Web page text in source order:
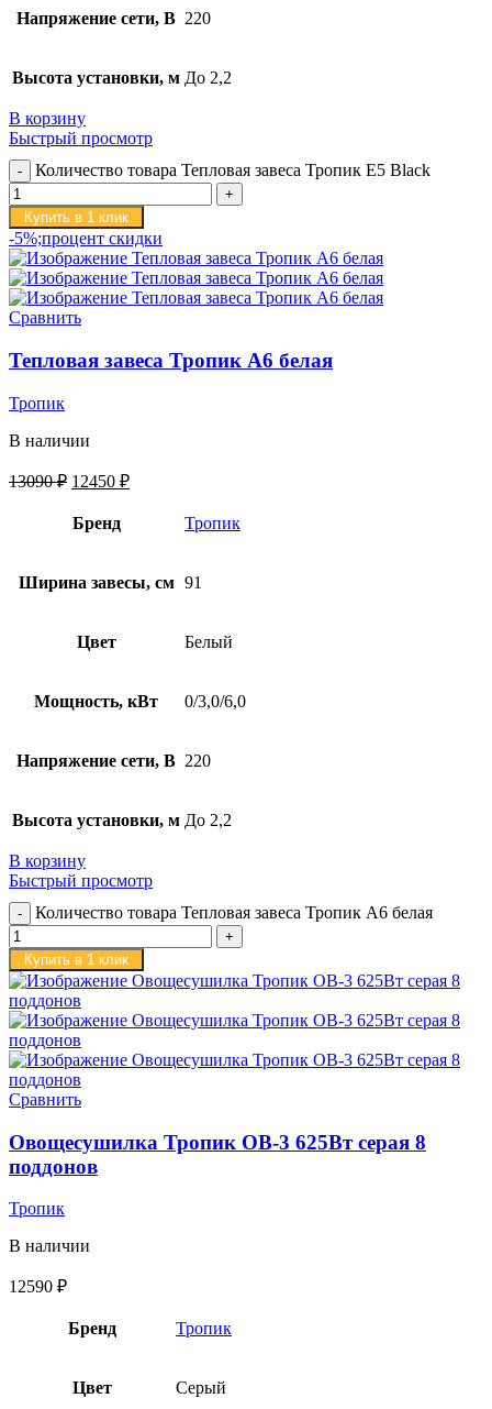
Напряжение сети, В 220
Высота установки, м До 2,2
В корзину
Быстрый просмотр
Количество товара Тепловая завеса Тропик E5 Black
Купить в 1 клик
-5%;процент скидки
Сравнить
Тепловая завеса Тропик А6 белая
Тропик
В наличии
13090₽ 12450 ₽
Бренд Тропик
Ширина завесы, см 91
Цвет Белый
Мощность, кВт 0/3,0/6,0
Напряжение сети, В 220
Высота установки, м До 2,2
В корзину
Быстрый просмотр
Количество товара Тепловая завеса Тропик А6 белая
Купить в 1 клик
Сравнить
Овощесушилка Тропик ОВ-3 625Вт серая 8
поддонов
Тропик
В наличии
12590 ₽
Бренд Тропик
Цвет Серый